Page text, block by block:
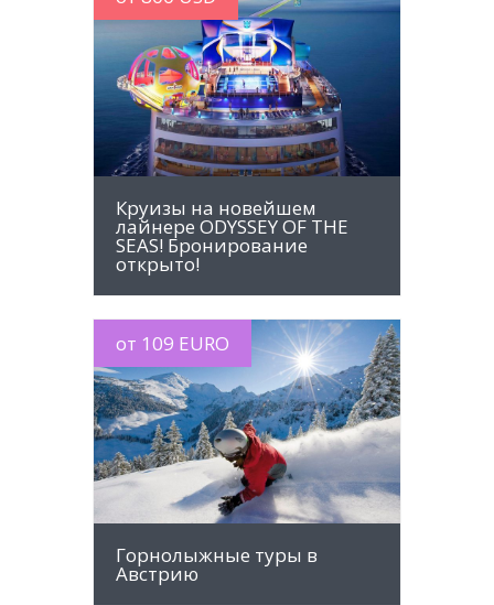
MORE INFO
Круизы на новейшем
лайнере ODYSSEY OF THE
SEAS! Бронирование
открыто!
от 109 EURO
MORE INFO
Горнолыжные туры в
Австрию